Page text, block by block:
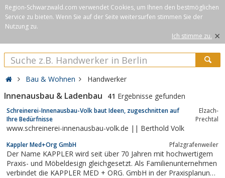
Region-Schwarzwald.com verwendet Cookies, um Ihnen den bestmöglichen
Service zu bieten. Wenn Sie auf der Seite weitersurfen stimmen Sie der
Nutzung zu.
Ich stimme zu. ×
Bau & Wohnen Handwerker
Innenausbau & Ladenbau 41 Ergebnisse gefunden
Schreinerei-Innenausbau-Volk baut Ideen, zugeschnitten auf
Ihre Bedürfnisse
Elzach-
Prechtal
www.schreinerei-innenausbau-volk.de || Berthold Volk
Kappler Med+Org GmbH Pfalzgrafenweiler
Der Name KAPPLER wird seit über 70 Jahren mit hochwertigem
Praxis- und Möbeldesign gleichgesetzt. Als Familienunternehmen
verbindet die KAPPLER MED + ORG. GmbH in der Praxisplanung